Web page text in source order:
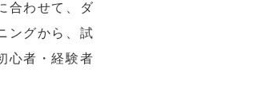
合わせて、ダ
ングから、試
心者・経験者